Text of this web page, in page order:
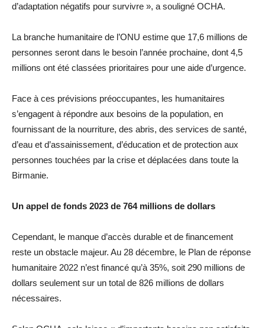
d’adaptation négatifs pour survivre », a souligné OCHA.
La branche humanitaire de l’ONU estime que 17,6 millions de
personnes seront dans le besoin l’année prochaine, dont 4,5
millions ont été classées prioritaires pour une aide d’urgence.
Face à ces prévisions préoccupantes, les humanitaires
s’engagent à répondre aux besoins de la population, en
fournissant de la nourriture, des abris, des services de santé,
d’eau et d’assainissement, d’éducation et de protection aux
personnes touchées par la crise et déplacées dans toute la
Birmanie.
Un appel de fonds 2023 de 764 millions de dollars
Cependant, le manque d’accès durable et de financement
reste un obstacle majeur. Au 28 décembre, le Plan de réponse
humanitaire 2022 n’est financé qu’à 35%, soit 290 millions de
dollars seulement sur un total de 826 millions de dollars
nécessaires.